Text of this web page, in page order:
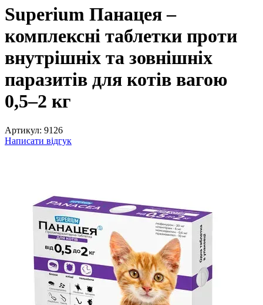
Superium Панацея –
комплексні таблетки проти
внутрішніх та зовнішніх
паразитів для котів вагою
0,5–2 кг
Артикул: 9126
Написати відгук